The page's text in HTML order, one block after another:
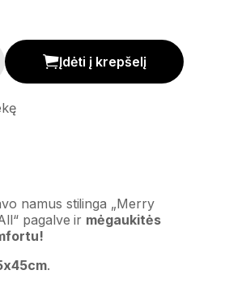
'Merry Christmas to All' kiekis
Įdėti į krepšelį
namus stilinga „Merry
pagalve ir mėgaukitės
.